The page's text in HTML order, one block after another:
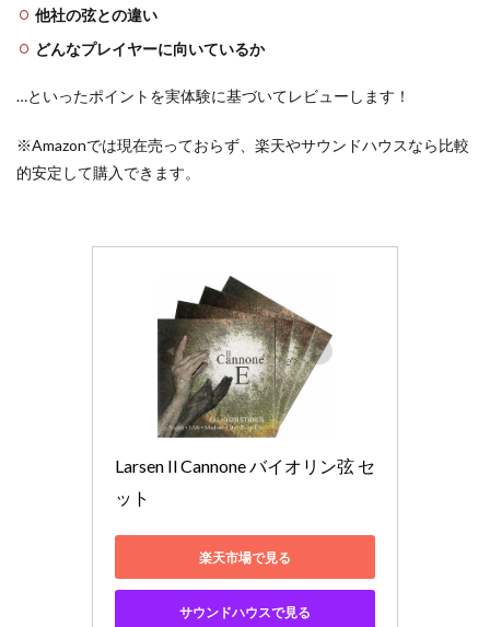
他社の弦との違い
どんなプレイヤーに向いているか
…といったポイントを実体験に基づいてレビューします！
※Amazonでは現在売っておらず、楽天やサウンドハウスなら比較
的安定して購入できます。
Larsen Il Cannone バイオリン弦 セ
ット
楽天市場で見る
サウンドハウスで見る